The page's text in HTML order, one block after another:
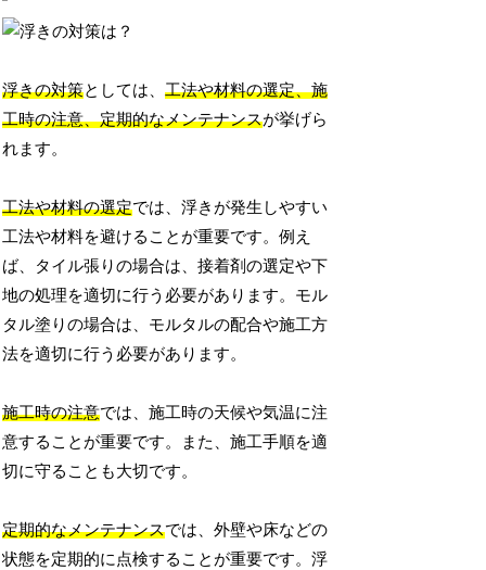
浮きの対策としては、工法や材料の選定、施
工時の注意、定期的なメンテナンスが挙げら
れます。
工法や材料の選定では、浮きが発生しやすい
工法や材料を避けることが重要です。例え
ば、タイル張りの場合は、接着剤の選定や下
地の処理を適切に行う必要があります。モル
タル塗りの場合は、モルタルの配合や施工方
法を適切に行う必要があります。
施工時の注意では、施工時の天候や気温に注
意することが重要です。また、施工手順を適
切に守ることも大切です。
定期的なメンテナンスでは、外壁や床などの
状態を定期的に点検することが重要です。浮